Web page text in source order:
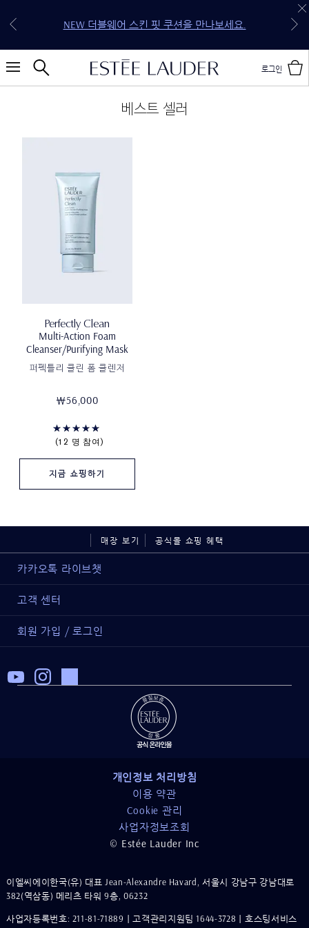
신규 회원 첫 구매 15% OFF (할인 코드: WELCOME*)
NEW 퓨어 컬러 젤리 글로우 오일을 만나보세요.
NEW 더블웨어 스킨 핏 쿠션을 만나보세요.
요.
10만원 이상 구매 시 3종 기프트 세트 증정
20만원 이상 구매 시 4종 기프트 세트 증정
상당 4종 기프트 세트 & 젬스톤 글로우 립스틱 케이
로그인
베스트 셀러
Perfectly Clean
Multi-Action Foam
Cleanser/Purifying Mask
퍼펙틀리 클린 폼 클렌저
₩56,000
12 명 참여
지금 쇼핑하기
매장 보기 공식몰 쇼핑 혜택
카카오톡 라이브챗
고객 센터
회원 가입 / 로그인
개인정보 처리방침
이용 약관
Cookie 관리
사업자정보조회
© Estée Lauder Inc
이엘씨에이한국(유) 대표 Jean-Alexandre Havard, 서울시 강남구 강남대로
382(역삼동) 메리츠 타워 9층, 06232
사업자등록번호: 211-81-71889｜고객관리지원팀 1644-3728｜호스팅서비스